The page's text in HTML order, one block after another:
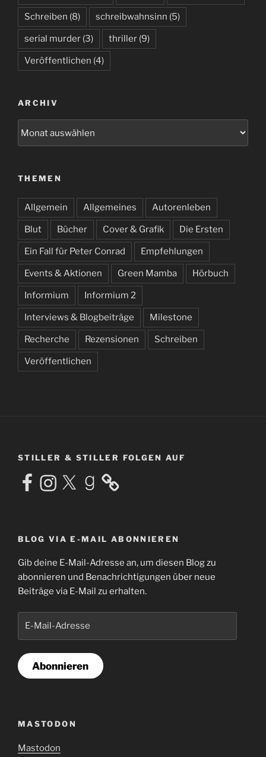
Schreiben (8) schreibwahnsinn (5)
serial murder (3) thriller (9)
Veröffentlichen (4)
ARCHIV
THEMEN
Allgemein Allgemeines Autorenleben
Blut Bücher Cover & Grafik Die Ersten
Ein Fall für Peter Conrad Empfehlungen
Events & Aktionen Green Mamba Hörbuch
Informium Informium 2
Interviews & Blogbeiträge Milestone
Recherche Rezensionen Schreiben
Veröffentlichen
STILLER & STILLER FOLGEN AUF
FacebookInstagram
X Goodreads
BLOG VIA E-MAIL ABONNIEREN
Gib deine E-Mail-Adresse an, um diesen Blog zu
abonnieren und Benachrichtigungen über neue
Beiträge via E-Mail zu erhalten.
Abonnieren
MASTODON
Mastodon